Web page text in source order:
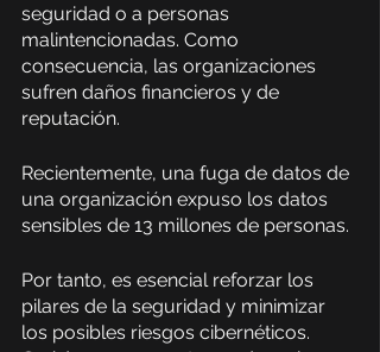
seguridad o a personas
malintencionadas. Como
consecuencia, las organizaciones
sufren daños financieros y de
reputación.
Recientemente, una fuga de datos de
una organización expuso los datos
sensibles de 13 millones de personas.
Por tanto, es esencial reforzar los
pilares de la seguridad y minimizar
los posibles riesgos cibernéticos.